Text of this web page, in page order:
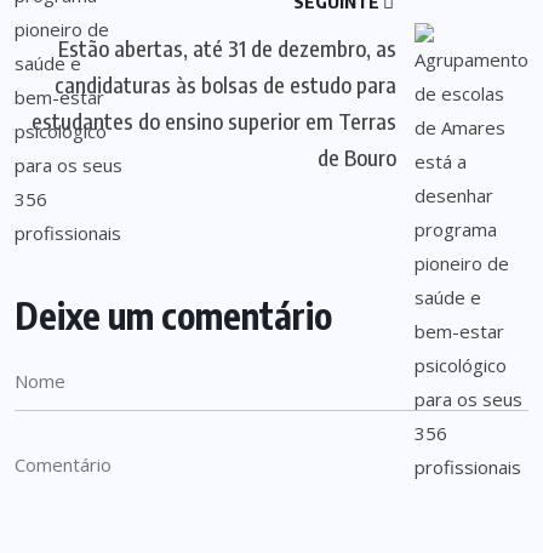
Estão abertas, até 31 de dezembro, as
candidaturas às bolsas de estudo para
estudantes do ensino superior em Terras
de Bouro
Deixe um comentário